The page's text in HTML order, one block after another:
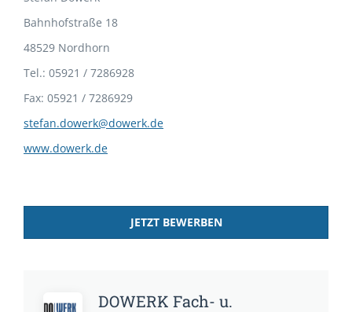
Bahnhofstraße 18
48529 Nordhorn
Tel.: 05921 / 7286928
Fax: 05921 / 7286929
stefan.dowerk@dowerk.de
www.dowerk.de
JETZT BEWERBEN
DOWERK Fach- u.